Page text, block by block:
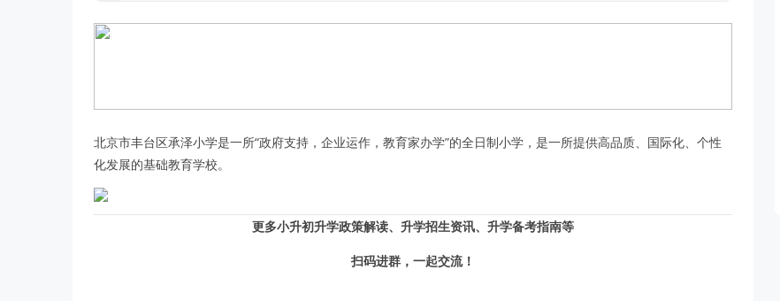
北京市丰台区承泽小学是一所“政府支持，企业运作，教育家办学”的全日制小学，是一所提供高品质、国际化、个性
化发展的基础教育学校。
更多小升初升学政策解读、升学招生资讯、升学备考指南等
扫码进群，一起交流！